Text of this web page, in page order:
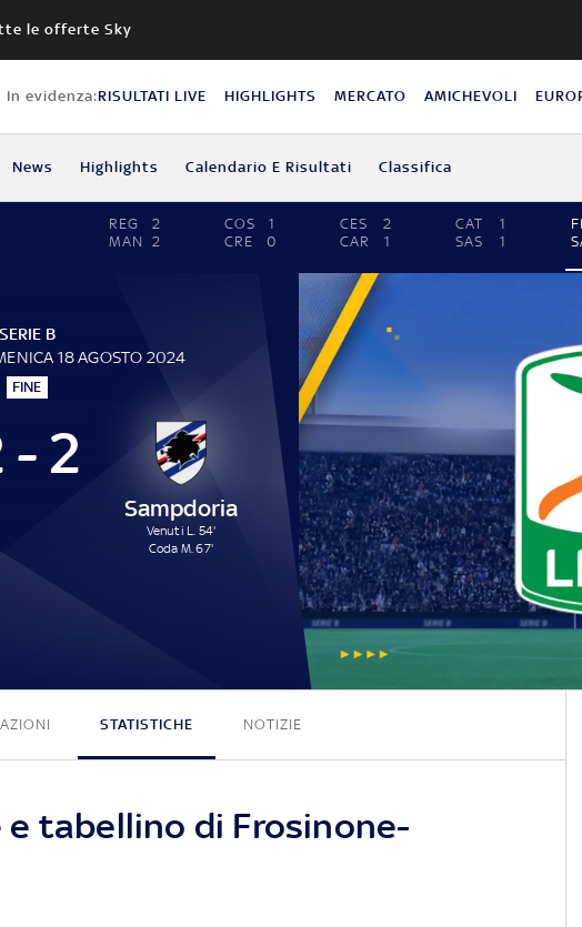
le offerte Sky
In evidenza:RISULTATI LIVE HIGHLIGHTS MERCATO AMICHEVOLI
News Highlights Calendario E Risultati Classifica
REG
2
MAN
2
COS
1
CRE
0
CES
2
CAR
1
CAT
1
SAS
1
SERIE B
18 AGOSTO 2024
FINE
- 2
Sampdoria
Venuti L. 54'
Coda M. 67'
2 - 2
STATISTICHE NOTIZIE
tabellino di Frosinone-